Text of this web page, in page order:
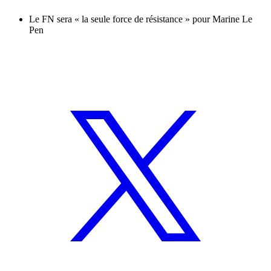
Le FN sera « la seule force de résistance » pour Marine Le
Pen